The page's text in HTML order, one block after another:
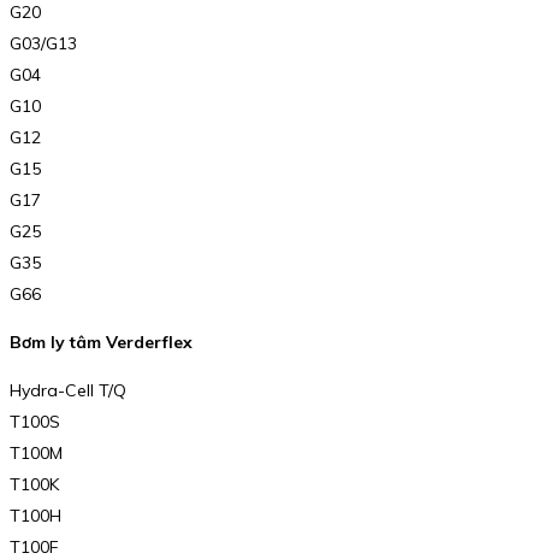
G20
G03/G13
G04
G10
G12
G15
G17
G25
G35
G66
Bơm ly tâm Verderflex
Hydra-Cell T/Q
T100S
T100M
T100K
T100H
T100F